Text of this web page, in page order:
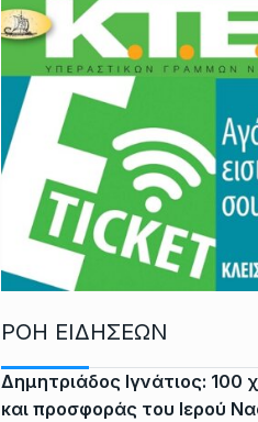
ΡΟΗ ΕΙΔΗΣΕΩΝ
Δημητριάδος Ιγνάτιος: 100
και προσφοράς του Ιερού